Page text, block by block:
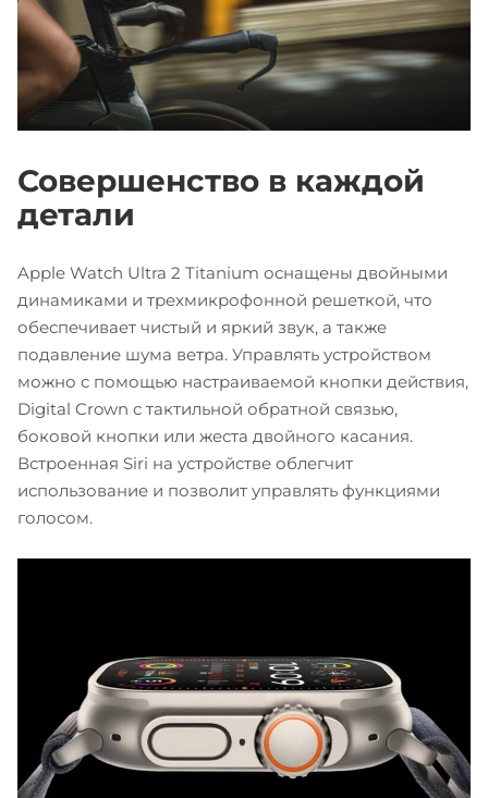
Совершенство в каждой
детали
Apple Watch Ultra 2 Titanium оснащены двойными
динамиками и трехмикрофонной решеткой, что
обеспечивает чистый и яркий звук, а также
подавление шума ветра. Управлять устройством
можно с помощью настраиваемой кнопки действия,
Digital Crown с тактильной обратной связью,
боковой кнопки или жеста двойного касания.
Встроенная Siri на устройстве облегчит
использование и позволит управлять функциями
голосом.